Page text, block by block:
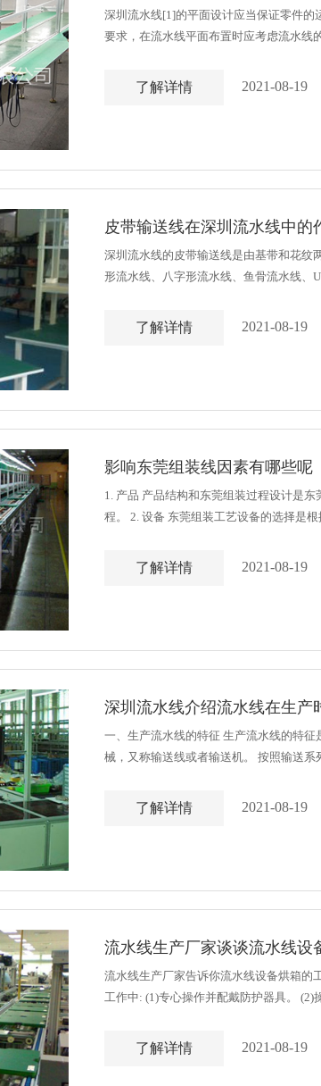
深圳流水线[1]的平面设计应当保证零件
要求，在流水线平面布置时应考虑流水线
了解详情 2021-08-19
皮带输送线在深圳流水线中的
深圳流水线的皮带输送线是由基带和花纹
形流水线、八字形流水线、鱼骨流水线、
了解详情 2021-08-19
影响东莞组装线因素有哪些呢
1. 产品 产品结构和东莞组装过程设计是
程。 2. 设备 东莞组装工艺设备的选择是
了解详情 2021-08-19
深圳流水线介绍流水线在生产
一、生产流水线的特征 生产流水线的特
械，又称输送线或者输送机。 按照输送
了解详情 2021-08-19
流水线生产厂家谈谈流水线设
流水线生产厂家告诉你流水线设备烘箱的
工作中: (1)专心操作并配戴防护器具。
了解详情 2021-08-19